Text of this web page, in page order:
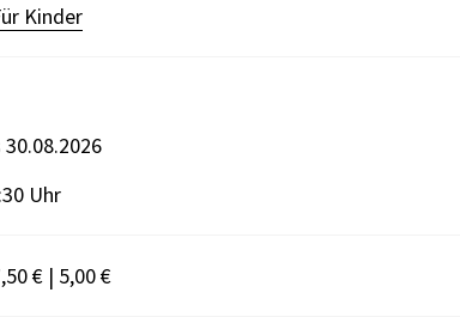
Kinder
Uhr
€ | 5,00 €